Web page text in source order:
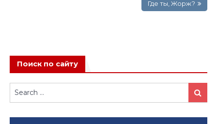
Где ты, Жорж?
Поиск по сайту
Search
for:
Search